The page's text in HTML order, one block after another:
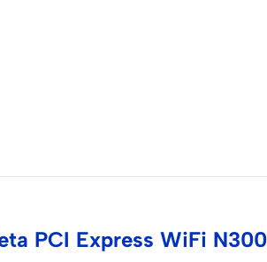
PCI Express WiFi